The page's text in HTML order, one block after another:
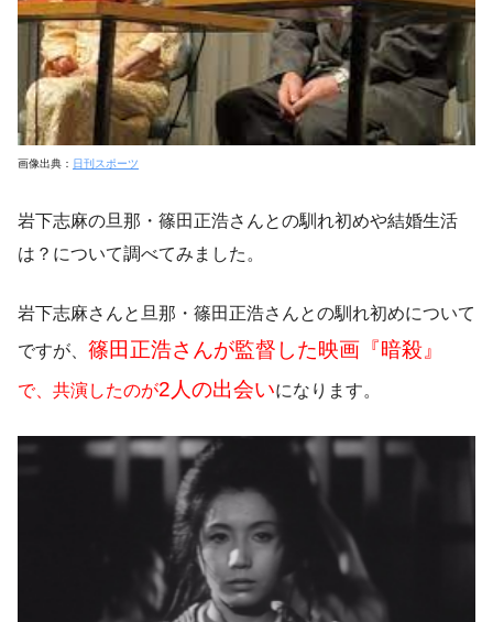
画像出典： 日刊スポーツ
岩下志麻の旦那・篠田正浩さんとの馴れ初めや結婚生活
は？ について調べてみました。
岩下志麻さんと旦那・篠田正浩さんとの馴れ初めについて
ですが、 篠田正浩さんが監督した映画『暗殺』
で、共演したのが2人の出会いになります。